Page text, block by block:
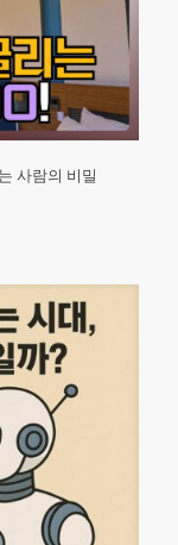
사람의 비밀